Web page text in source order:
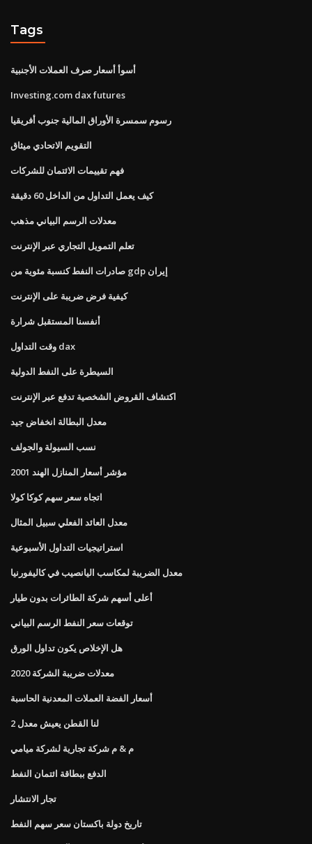
Tags
أسوأ أسعار صرف العملات الأجنبية
Investing.com dax futures
رسوم سمسرة الأوراق المالية جنوب أفريقيا
التقويم الاتحادي ميثاق
فهم تقييمات الائتمان للشركات
كيف يعمل التداول من الداخل 60 دقيقة
معدلات الرسم البياني مذهب
تعلم التمويل التجاري عبر الإنترنت
صادرات النفط كنسبة مئوية من gdp إيران
كيفية فرض ضريبة على الإنترنت
أنفسنا المستقبل شرارة
وقت التداول dax
السيطرة على النفط الدولية
اكتشاف القروض الشخصية تدفع عبر الإنترنت
معدل البطالة انخفاض جيد
نسب السيولة والجولف
مؤشر أسعار المنازل الهند 2001
اتجاه سعر سهم كوكا كولا
معدل العائد الفعلي سبيل المثال
استراتيجيات التداول الأسبوعية
معدل الضريبة لمكاسب اليانصيب في كاليفورنيا
أعلى أسهم شركة الطائرات بدون طيار
توقعات سعر النفط الرسم البياني
هل الإخلاص يكون تداول الورق
معدلات ضريبة الشركة 2020
أسعار الفضة العملات المعدنية الحاسبة
لنا القطن يعيش معدل 2
م & م شركة تجارية لشركة ميامي
الدفع ببطاقة ائتمان النفط
تجار الانتشار
تاريخ دولة باكستان سعر سهم النفط